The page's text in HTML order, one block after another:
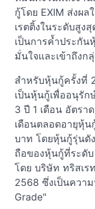
กู้โดย EXIM ส่งผ
เรตติ้งในระดับสูง
เป็นการค้ำประกัน
มั่นใจและเข้าถึง
สำหรับหุ้นกู้ครั้งที่
เป็นหุ้นกู้เพื่ออนุรั
3 ปี 1 เดือน อัตรา
เดือนตลอดอายุหุ้
บาท โดยหุ้นกู้รุ่นดั
ถือของหุ้นกู้ที่ระดั
โดย บริษัท ทริสเร
2568 ซึ่งเป็นควา
Grade"